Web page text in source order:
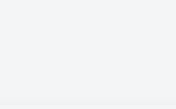
2025